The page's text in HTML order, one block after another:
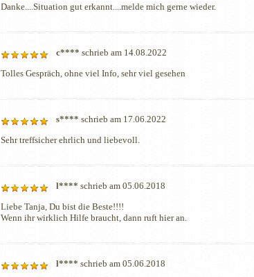
Danke....Situation gut erkannt....melde mich gerne wieder.
c**** schrieb am 14.08.2022
Tolles Gespräch, ohne viel Info, sehr viel gesehen
s**** schrieb am 17.06.2022
Sehr treffsicher ehrlich und liebevoll.
l**** schrieb am 05.06.2018
Liebe Tanja, Du bist die Beste!!!!
Wenn ihr wirklich Hilfe braucht, dann ruft hier an.
l**** schrieb am 05.06.2018